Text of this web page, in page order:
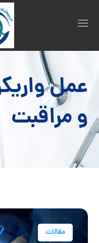
عمل
و مراقبت‌
مقالات